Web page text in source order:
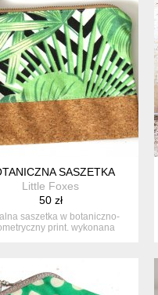
SASZETKA
Little Foxes
50 zł
saszetka w botaniczno-
print. wykonana